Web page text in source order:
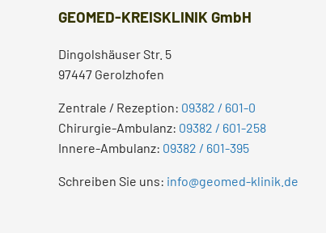
GEOMED-KREISKLINIK GmbH
Dingolshäuser Str. 5
97447 Gerolzhofen
Zentrale / Rezeption: 09382 / 601-0
Chirurgie-Ambulanz: 09382 / 601-258
Innere-Ambulanz: 09382 / 601-395
Schreiben Sie uns: info@geomed-klinik.de